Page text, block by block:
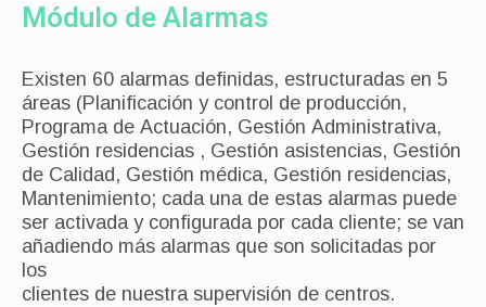
Módulo de Alarmas
Existen 60 alarmas definidas, estructuradas en 5
áreas (Planificación y control de producción,
Programa de Actuación, Gestión Administrativa,
Gestión residencias , Gestión asistencias, Gestión
de Calidad, Gestión médica, Gestión residencias,
Mantenimiento; cada una de estas alarmas puede
ser activada y configurada por cada cliente; se van
añadiendo más alarmas que son solicitadas por
los
clientes de nuestra supervisión de centros.